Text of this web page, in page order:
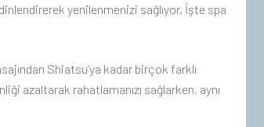
yenilenmenizi sağlıyor. İşte spa
Shiatsu’ya kadar birçok farklı
azaltarak rahatlamanızı sağlarken, aynı